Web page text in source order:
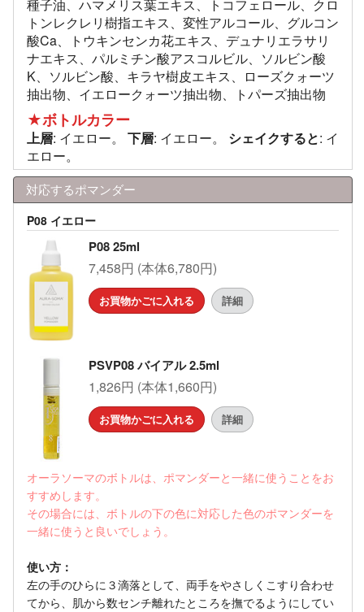
種子油、ハマメリス葉エキス、トコフェロール、クロ
トンレクレリ樹指エキス、変性アルコール、グルコン
酸Ca、トウキンセンカ花エキス、デュナリエラサリ
ナエキス、パルミチン酸アスコルビル、ソルビン酸
K、ソルビン酸、キラヤ樹皮エキス、ローズクォーツ
抽出物、イエロークォーツ抽出物、トパーズ抽出物
★ボトルカラー
上層: イエロー。 下層: イエロー。 シェイクすると: イ
エロー。
対応するポマンダー
P08 イエロー
P08 25ml
7,458円 (本体6,780円)
お買物かごに入れる 詳細
PSVP08 バイアル 2.5ml
1,826円 (本体1,660円)
お買物かごに入れる 詳細
オーラソーマのボトルは、ポマンダーと一緒に使うことをお
すすめします。
その場合には、ボトルの下の色に対応した色のポマンダーを
一緒に使うと良いでしょう。
使い方：
左の手のひらに３滴落として、両手をやさしくこすり合わせ
てから、肌から数センチ離れたところを撫でるようにしてい